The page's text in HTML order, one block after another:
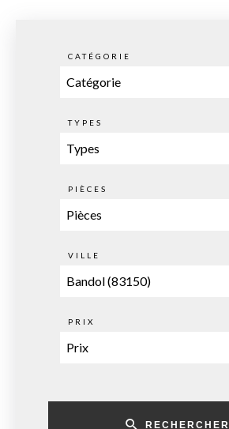
CATÉGORIE
Catégorie
TYPES
Types
PIÈCES
Pièces
VILLE
Bandol (83150)
PRIX
Prix
RECHERCHER